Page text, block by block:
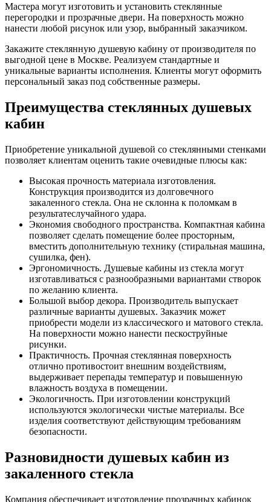
Мастера могут изготовить и установить стеклянные
перегородки и прозрачные двери. На поверхность можно
нанести любой рисунок или узор, выбранный заказчиком.
Закажите стеклянную душевую кабину от производителя по
выгодной цене в Москве. Реализуем стандартные и
уникальные варианты исполнения. Клиенты могут оформить
персональный заказ под собственные размеры.
Преимущества стеклянных душевых
кабин
Приобретение уникальной душевой со стеклянными стенками
позволяет клиентам оценить такие очевидные плюсы как:
Высокая прочность материала изготовления.
Конструкция производится из долговечного
закаленного стекла. Она не склонна к поломкам в
результатеслучайного удара.
Экономия свободного пространства. Компактная кабина
позволяет сделать помещение более просторным,
вместить дополнительную технику (стиральная машина,
сушилка, фен).
Эргономичность. Душевые кабины из стекла могут
изготавливаться с разнообразными вариантами створок
по желанию клиента.
Большой выбор декора. Производитель выпускает
различные варианты душевых. Заказчик может
приобрести модели из классического и матового стекла.
На поверхности можно нанести пескоструйные
рисунки.
Практичность. Прочная стеклянная поверхность
отлично противостоит внешним воздействиям,
выдерживает перепады температур и повышенную
влажность воздуха в помещении.
Экологичность. При изготовлении конструкций
используются экологически чистые материалы. Все
изделия соответствуют действующим требованиям
безопасности.
Разновидности душевых кабин из
закаленного стекла
Компания обеспечивает изготовление прозрачных кабинок